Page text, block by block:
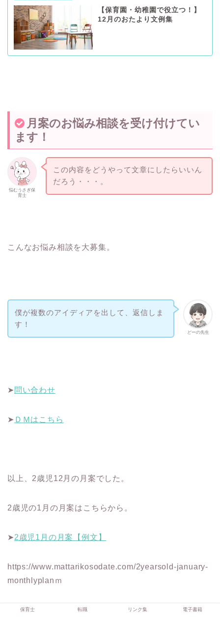
【保育園・幼稚園で役立つ！】
12月のおたより文例集
月案のお悩み相談を受け付けてい
ます！
悩むうさぎ保
育士
この内容をどうやって文章にしたらいいん
だろう・・・。
こんなお悩み相談を大募集。
どーの先生
僕が複数のアイディアを出して、返信しま
す！
➤ 問い合わせ
➤ ＤＭはこちら
以上、2歳児12月の月案でした。
2歳児の1月の月案はこちらから。
➤2歳児1月の月案【例文】
https://www.mattarikosodate.com/2yearsold-january-
monthlyplanｍ
保育士 転職 リンク集 電子書籍